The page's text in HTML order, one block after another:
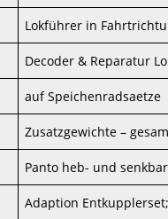
Lokführer in
Decoder & Reparatur
auf Speichenradsaetze
Zusatzgewichte –
Panto heb- und senkbar
Adaption